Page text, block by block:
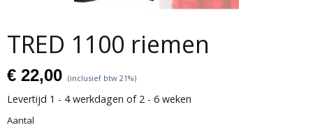
TRED 1100 riemen
€ 22,00 (inclusief btw 21%)
Levertijd 1 - 4 werkdagen of 2 - 6 weken
Aantal